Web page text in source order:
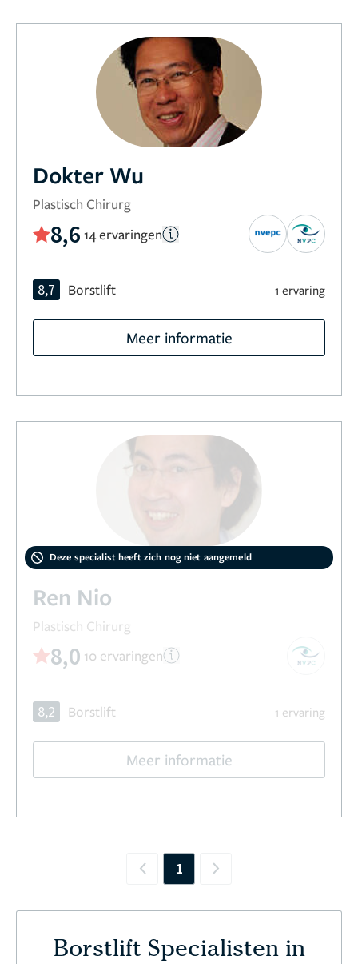
Dokter Wu
Plastisch Chirurg
8,6 14 ervaringen
8,7 Borstlift 1 ervaring
Meer informatie
Deze specialist heeft zich nog niet aangemeld
Ren Nio
Plastisch Chirurg
8,0 10 ervaringen
8,2 Borstlift 1 ervaring
Meer informatie
Previous
1 Next
Borstlift Specialisten in